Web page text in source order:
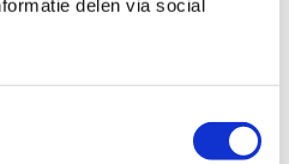
delen via social